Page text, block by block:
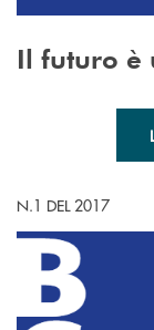
Il futuro è
N.1 DEL 2017